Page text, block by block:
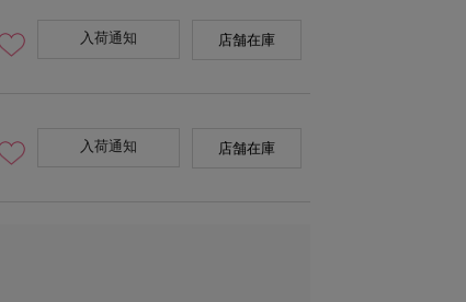
入荷通知 店舗在庫
入荷通知 店舗在庫